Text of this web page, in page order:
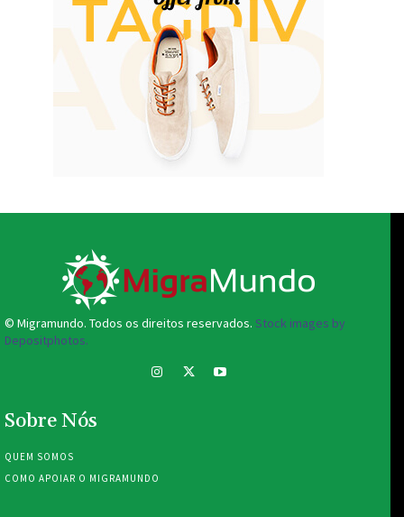
© Migramundo. Todos os direitos reservados. Stock images by
Depositphotos.
Sobre Nós
QUEM SOMOS
COMO APOIAR O MIGRAMUNDO